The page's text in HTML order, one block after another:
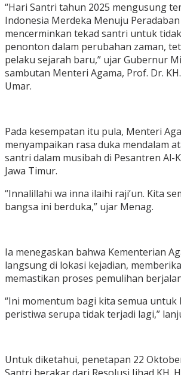
“Hari Santri tahun 2025 mengusung
Indonesia Merdeka Menuju
mencerminkan tekad santri untuk
penonton dalam perubahan zaman,
pelaku sejarah baru,” ujar Gubernur
sambutan Menteri Agama, Prof. Dr.
Umar.
Pada kesempatan itu pula, Menteri
menyampaikan rasa duka mendalam
santri dalam musibah di Pesantren Al-
Jawa Timur.
“Innalillahi wa inna ilaihi raji’un. Kita
bangsa ini berduka,” ujar Menag.
Ia menegaskan bahwa Kementerian
langsung di lokasi kejadian,
memastikan proses pemulihan
“Ini momentum bagi kita semua
peristiwa serupa tidak terjadi lagi,”
Untuk diketahui, penetapan 22